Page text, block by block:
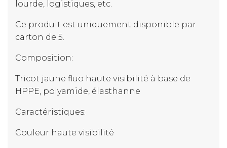
lourde, logistiques, etc.
Ce produit est uniquement disponible par
carton de 5.
Composition:
Tricot jaune fluo haute visibilité à base de
HPPE, polyamide, élasthanne
Caractéristiques:
Couleur haute visibilité